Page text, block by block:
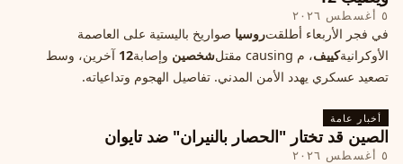
٥ أغسطس ٢٠٢٦
في فجر الأربعاء أطلقتروسيا صواريخ باليستية على العاصمة
الأوكرانيةكييف، م causing مقتل شخصين وإصابة12 آخرين، وسط
تصعيد عسكري يهدد الأمن المدني. تفاصيل الهجوم وتداعياته.
أخبار عامة
الصين قد تختار "الحصار بالنيران" ضد تايوان
٥ أغسطس ٢٠٢٦